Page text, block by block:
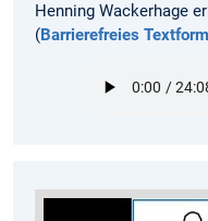
Henning Wackerhage
(Barrierefreies